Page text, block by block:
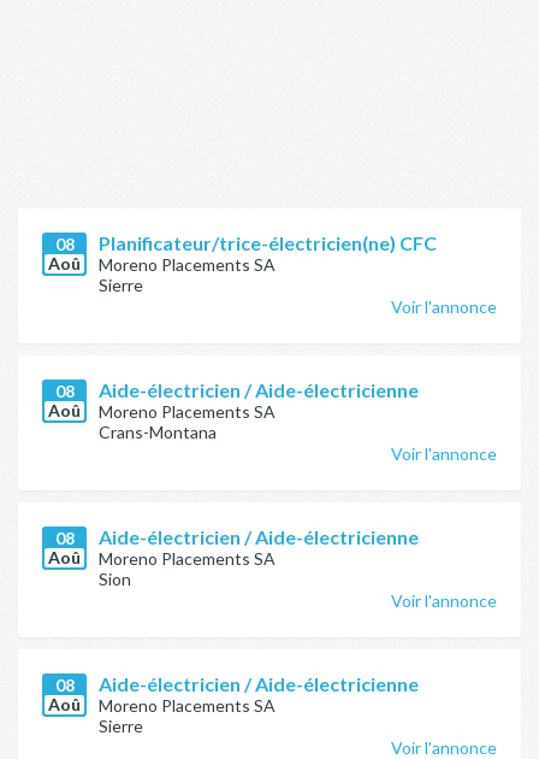
08
Aoû
Planificateur/trice-électricien(ne) CFC
Moreno Placements SA
Sierre
Voir l'annonce
08
Aoû
Aide-électricien / Aide-électricienne
Moreno Placements SA
Crans-Montana
Voir l'annonce
08
Aoû
Aide-électricien / Aide-électricienne
Moreno Placements SA
Sion
Voir l'annonce
08
Aoû
Aide-électricien / Aide-électricienne
Moreno Placements SA
Sierre
Voir l'annonce